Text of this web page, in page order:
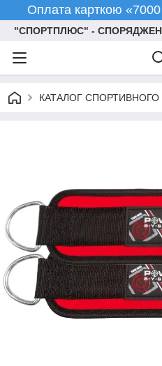
Оплата карткою
"СПОРТПЛЮС" -
КАТАЛОГ